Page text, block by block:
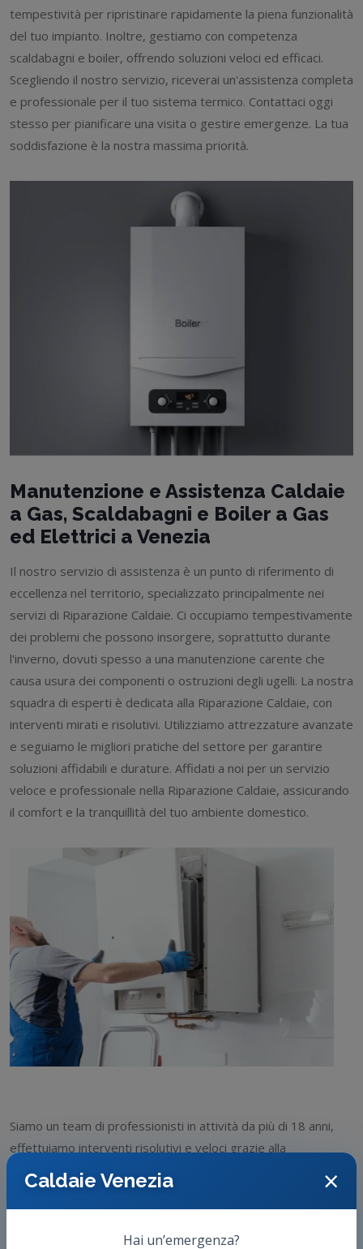
Caldaie Venezia ×
Hai un’emergenza?
tempestività per ripristinare rapidamente la piena funzionalità
del tuo impianto. Inoltre, gestiamo con competenza
scaldabagni e boiler, offrendo soluzioni veloci ed efficaci.
Scegliendo il nostro servizio, riceverai un'assistenza completa
e professionale per il tuo sistema termico. Contattaci oggi
stesso per pianificare una visita o gestire emergenze. La tua
soddisfazione è la nostra massima priorità.
Manutenzione e Assistenza Caldaie
a Gas, Scaldabagni e Boiler a Gas
ed Elettrici a Venezia
Il nostro servizio di assistenza è un punto di riferimento di
eccellenza nel territorio, specializzato principalmente nei
servizi di Riparazione Caldaie. Ci occupiamo tempestivamente
dei problemi che possono insorgere, soprattutto durante
l'inverno, dovuti spesso a una manutenzione carente che
causa usura dei componenti o ostruzioni degli ugelli. La nostra
squadra di esperti è dedicata alla Riparazione Caldaie, con
interventi mirati e risolutivi. Utilizziamo attrezzature avanzate
e seguiamo le migliori pratiche del settore per garantire
soluzioni affidabili e durature. Affidati a noi per un servizio
veloce e professionale nella Riparazione Caldaie, assicurando
il comfort e la tranquillità del tuo ambiente domestico.
Siamo un team di professionisti in attività da più di 18 anni,
effettuiamo interventi risolutivi e veloci grazie alla
competenza sviluppata negli anni per offrire un servizio di
alta qualità.